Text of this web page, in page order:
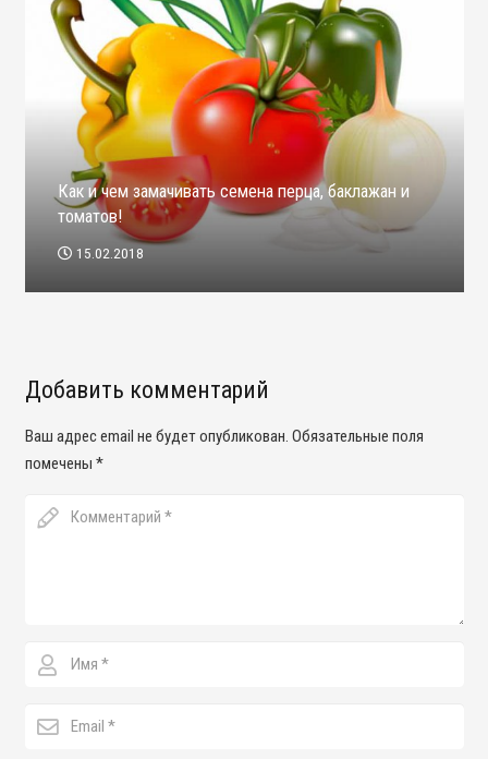
Как и чем замачивать семена перца, баклажан и
томатов!
15.02.2018
Добавить комментарий
Ваш адрес email не будет опубликован. Обязательные поля
помечены *